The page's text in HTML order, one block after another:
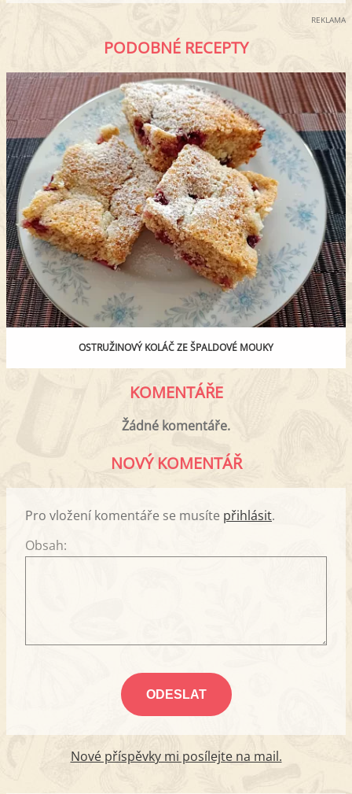
REKLAMA
PODOBNÉ RECEPTY
OSTRUŽINOVÝ KOLÁČ ZE ŠPALDOVÉ MOUKY
KOMENTÁŘE
Žádné komentáře.
NOVÝ KOMENTÁŘ
Pro vložení komentáře se musíte přihlásit.
Obsah:
Nové příspěvky mi posílejte na mail.